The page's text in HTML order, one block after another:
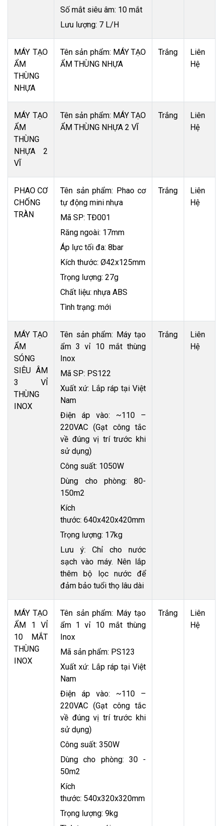
Số mắt siêu âm: 10 mắt
Lưu lượng: 7 L/H
MÁY TẠO
ẨM
THÙNG
NHỰA
Tên sản phẩm: MÁY TẠO
ẨM THÙNG NHỰA
Trắng
Liên
Hệ
MÁY TẠO
ẨM
THÙNG
NHỰA 2
VĨ
Tên sản phẩm: MÁY TẠO
ẨM THÙNG NHỰA 2 VĨ
Trắng
Liên
Hệ
PHAO CƠ
CHỐNG
TRÀN
Tên sản phẩm: Phao cơ
tự động mini nhựa
Mã SP: TĐ001
Răng ngoài: 17mm
Áp lực tối đa: 8bar
Kích thước: Ø42x125mm
Trọng lượng: 27g
Chất liệu: nhựa ABS
Tình trạng: mới
Trắng
Liên
Hệ
MÁY TẠO
ẨM
SÓNG
SIÊU ÂM
3 VỈ
THÙNG
INOX
Tên sản phẩm: Máy tạo
ẩm 3 vỉ 10 mắt thùng
Inox
Mã SP: PS122
Xuất xứ: Lắp ráp tại Việt
Nam
Điện áp vào: ~110 –
220VAC (Gạt công tắc
về đúng vị trí trước khi
sử dụng)
Công suất: 1050W
Dùng cho phòng: 80-
150m2
Kích
thước: 640x420x420mm
Trọng lượng: 17kg
Lưu ý: Chỉ cho nước
sạch vào máy. Nên lắp
thêm bộ lọc nước để
đảm bảo tuổi thọ lâu dài
Trắng
Liên
Hệ
MÁY TẠO
ẨM 1 VỈ
10 MẮT
THÙNG
INOX
Tên sản phẩm: Máy tạo
ẩm 1 vỉ 10 mắt thùng
Inox
Mã sản phẩm: PS123
Xuất xứ: Lắp ráp tại Việt
Nam
Điện áp vào: ~110 –
220VAC (Gạt công tắc
về đúng vị trí trước khi
sử dụng)
Công suất: 350W
Dùng cho phòng: 30 -
50m2
Kích
thước: 540x320x320mm
Trọng lượng: 9kg
Trắng
Liên
Hệ